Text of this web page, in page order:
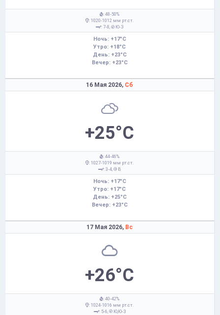
: 48-50%
: 1020-1012 мм рт.ст.
: 7-8,
Ю-З
Ночь: +17°C
Утро: +18°C
День: +23°C
Вечер: +23°C
16 Мая 2026, Сб
+25°C
: 44-46%
: 1027-1019 мм рт.ст.
: 3-4,
В
Ночь: +17°C
Утро: +17°C
День: +25°C
Вечер: +23°C
17 Мая 2026, Вс
+26°C
: 40-42%
: 1024-1016 мм рт.ст.
: 5-6,
Ю,Ю-З